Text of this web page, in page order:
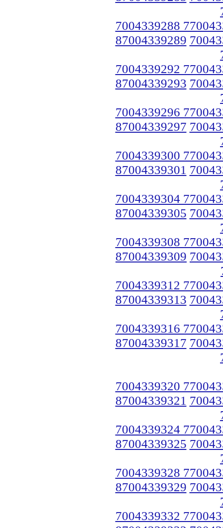
7004339288
87004339289
7004339292
87004339293
7004339296
87004339297
7004339300
87004339301
7004339304
87004339305
7004339308
87004339309
7004339312
87004339313
7004339316
87004339317
7004339320
87004339321
7004339324
87004339325
7004339328
87004339329
7004339332